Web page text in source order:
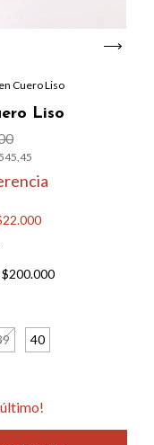
Cuero Liso
Liso
$200.000
40
último!